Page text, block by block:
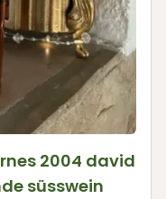
2004 david
süsswein